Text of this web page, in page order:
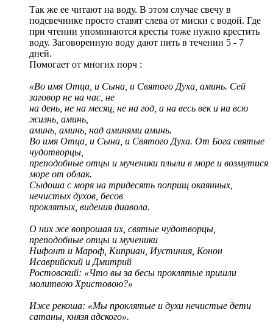
Так же ее читают на воду. В этом случае свечу в
подсвечнике просто ставят слева от миски с водой. Где
при чтении упоминаются кресты тоже нужно крестить
воду. Заговоренную воду дают пить в течении 5 - 7
дней.
Помогает от многих порч :
«Во имя Отца, и Сына, и Святого Духа, аминь. Сей
заговор не на час, не
на день, не на месяц, не на год, а на весь век и на всю
жизнь, аминь,
аминь, аминь, над аминями аминь.
Во имя Отца, и Сына, и Святого Духа. От Бога святые
чудотворцы,
преподобные отцы и мученики плыли в море и возмутися
море от облак.
Сыдоша с моря на тридесять поприщ окаянных,
нечистых духов, бесов
проклятых, видения диавола.
О них же вопрошая их, святые чудотворцы,
преподобные отцы и мученики
Нифонт и Мароф, Киприан, Иустиния, Конон
Исаврийский и Дмитрий
Ростовский: «Что вы за бесы проклятые пришли
молитвою Христовою?»
Иже рекоша: «Мы проклятые и духи нечистые дети
сатаны, князя адского».